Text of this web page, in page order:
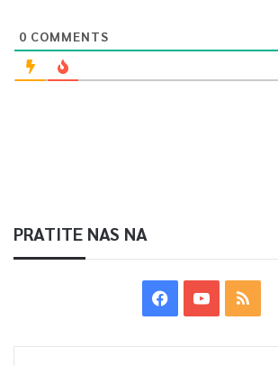
0 COMMENTS
PRATITE NAS NA